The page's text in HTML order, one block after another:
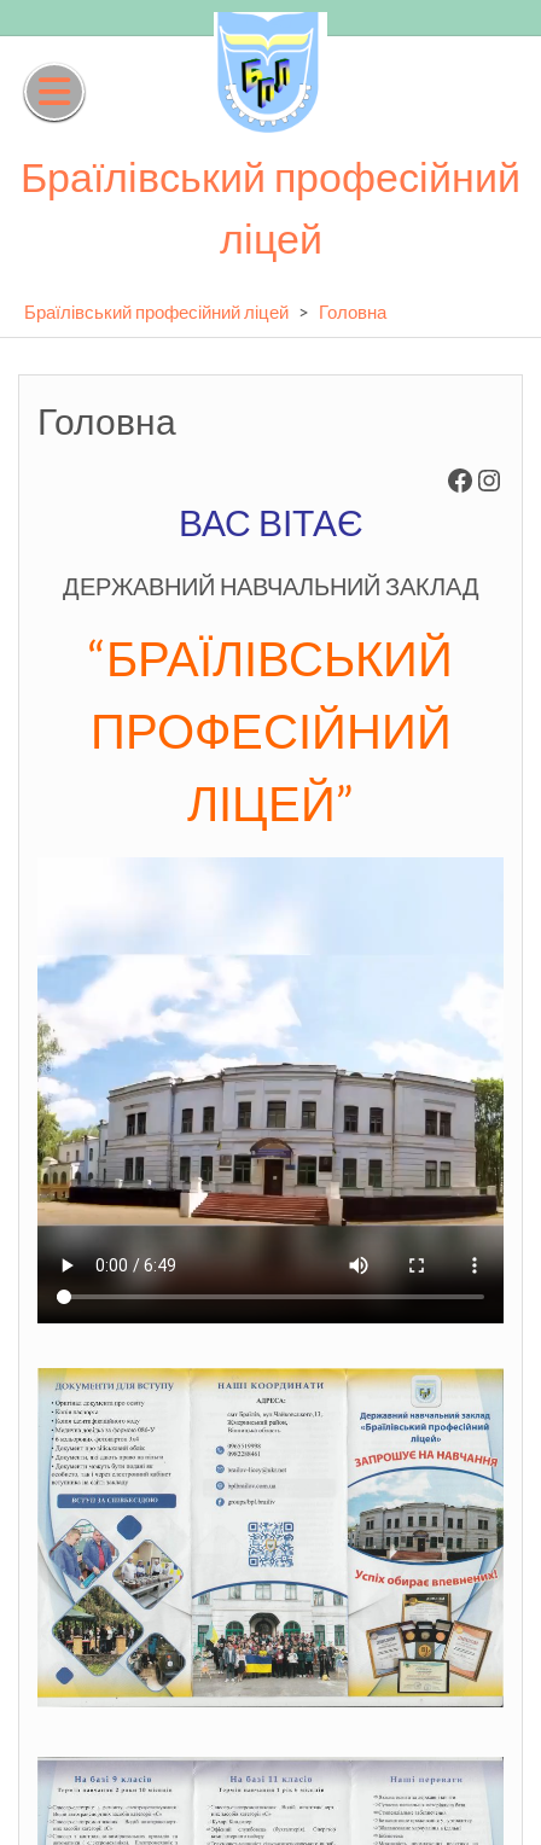
to
content
Браїлівський професійний
ліцей
Браїлівський професійний ліцей > Головна
Головна
ВАС ВІТАЄ
ДЕРЖАВНИЙ НАВЧАЛЬНИЙ ЗАКЛАД
“БРАЇЛІВСЬКИЙ
ПРОФЕСІЙНИЙ
ЛІЦЕЙ”